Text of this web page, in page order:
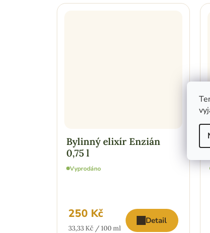
Bylinný elixír Enzián
0,75 l
Vyprodáno
250 Kč
Měrná
33,33 Kč / 100 ml
Detail